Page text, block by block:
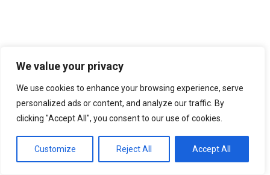
We value your privacy
We use cookies to enhance your browsing experience, serve
personalized ads or content, and analyze our traffic. By
clicking "Accept All", you consent to our use of cookies.
Customize Reject All Accept All
Najnowsze wiadomości
Recenzja Lovoo
1 rok temu
Recenzja LiVu